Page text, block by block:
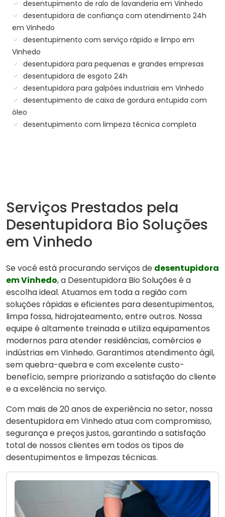
desentupimento de ralo de lavanderia em Vinhedo
desentupidora de confiança com atendimento 24h
em Vinhedo
desentupimento com serviço rápido e limpo em
Vinhedo
desentupidora para pequenas e grandes empresas
desentupidora de esgoto 24h
desentupidora para galpões industriais em Vinhedo
desentupimento de caixa de gordura entupida com
óleo
desentupimento com limpeza técnica completa
Serviços Prestados pela
Desentupidora Bio Soluções
em Vinhedo
Se você está procurando serviços de desentupidora
em Vinhedo, a Desentupidora Bio Soluções é a
escolha ideal. Atuamos em toda a região com
soluções rápidas e eficientes para desentupimentos,
limpa fossa, hidrojateamento, entre outros. Nossa
equipe é altamente treinada e utiliza equipamentos
modernos para atender residências, comércios e
indústrias em Vinhedo. Garantimos atendimento ágil,
sem quebra-quebra e com excelente custo-
benefício, sempre priorizando a satisfação do cliente
e a excelência no serviço.
Com mais de 20 anos de experiência no setor, nossa
desentupidora em Vinhedo atua com compromisso,
segurança e preços justos, garantindo a satisfação
total de nossos clientes em todos os tipos de
desentupimentos e limpezas técnicas.